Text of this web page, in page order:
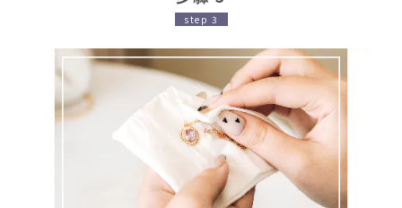
step 3